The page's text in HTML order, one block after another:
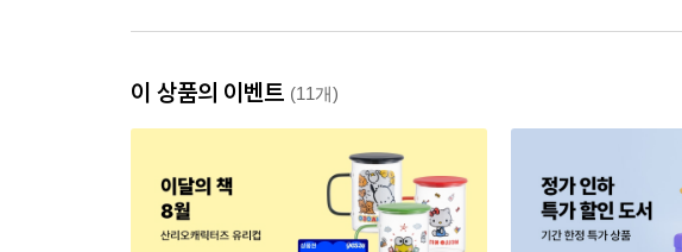
이 상품의 이벤트 (11개)